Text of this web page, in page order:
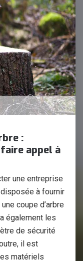
:
appel à
une entreprise
disposée à fournir
coupe d’arbre
également les
de sécurité
il est
matériels